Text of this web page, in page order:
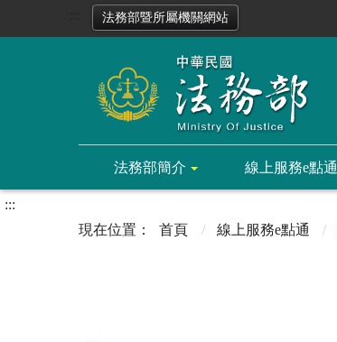
法務部暨所屬機關網站
法務部簡介 線上服務e點通
:::
首頁
線上服務e點通